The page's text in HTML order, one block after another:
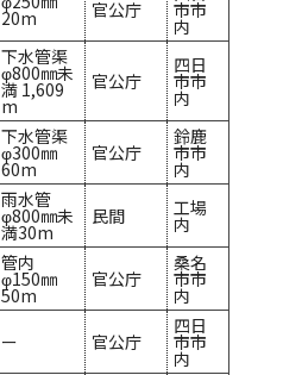
20m 官公庁 市市
内
下水管渠
φ800㎜未
満 1,609
m
官公庁
四日
市市
内
下水管渠
φ300㎜
60m
官公庁
鈴鹿
市市
内
雨水管
φ800㎜未
満30m
民間 工場
内
管内
φ150㎜
50m
官公庁
桑名
市市
内
ー 官公庁
四日
市市
内